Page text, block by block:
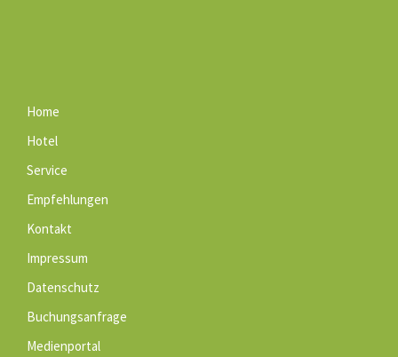
Home
Hotel
Service
Empfehlungen
Kontakt
Impressum
Datenschutz
Buchungsanfrage
Medienportal